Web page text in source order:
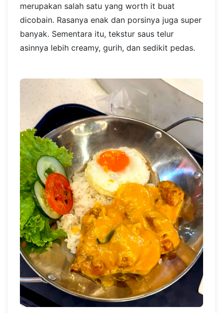
merupakan salah satu yang worth it buat
dicobain. Rasanya enak dan porsinya juga super
banyak. Sementara itu, tekstur saus telur
asinnya lebih creamy, gurih, dan sedikit pedas.